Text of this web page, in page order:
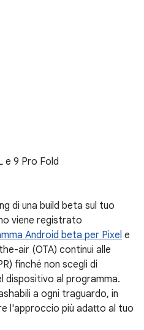
e 9 Pro Fold
di una build beta sul tuo
viene registrato
Android beta per Pixel e
air (OTA) continui alle
finché non scegli di
dispositivo al programma.
a ogni traguardo, in
l'approccio più adatto al tuo